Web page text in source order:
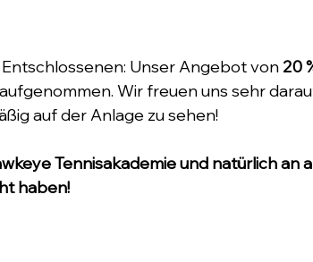
Unser Angebot von 20
Wir freuen uns sehr
auf der Anlage zu sehen!
Tennisakademie und natürlich an
haben!